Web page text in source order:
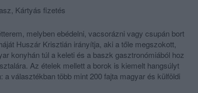
Kártyás fizetés
melyben ebédelni, vacsorázni vagy csupán bort
Huszár Krisztián irányítja, aki a tőle megszokott,
konyhán túl a keleti és a baszk gasztronómiából hoz
Az ételek mellett a borok is kiemelt hangsúlyt
a választékban több mint 200 fajta magyar és külföldi
melyek méltók a konyha színvonalához.